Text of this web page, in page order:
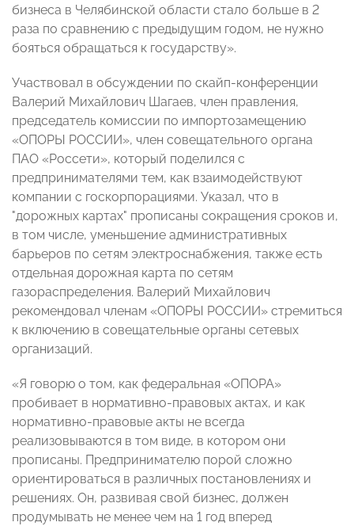
бизнеса в Челябинской области стало больше в 2
раза по сравнению с предыдущим годом, не нужно
бояться обращаться к государству».
Участвовал в обсуждении по скайп-конференции
Валерий Михайлович Шагаев, член правления,
председатель комиссии по импортозамещению
«ОПОРЫ РОССИИ», член совещательного органа
ПАО «Россети», который поделился с
предпринимателями тем, как взаимодействуют
компании с госкорпорациями. Указал, что в
"дорожных картах" прописаны сокращения сроков и,
в том числе, уменьшение административных
барьеров по сетям электроснабжения, также есть
отдельная дорожная карта по сетям
газораспределения. Валерий Михайлович
рекомендовал членам «ОПОРЫ РОССИИ» стремиться
к включению в совещательные органы сетевых
организаций.
«Я говорю о том, как федеральная «ОПОРА»
пробивает в нормативно-правовых актах, и как
нормативно-правовые акты не всегда
реализовываются в том виде, в котором они
прописаны. Предпринимателю порой сложно
ориентироваться в различных постановлениях и
решениях. Он, развивая свой бизнес, должен
продумывать не менее чем на 1 год вперед